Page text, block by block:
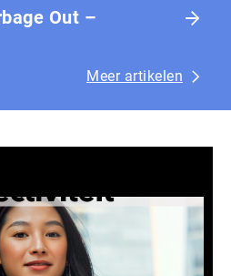
Out –
Meer artikelen